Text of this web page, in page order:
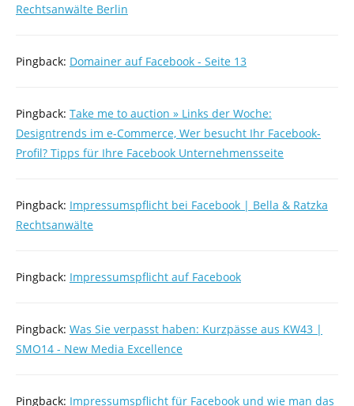
Rechtsanwälte Berlin
Pingback: Domainer auf Facebook - Seite 13
Pingback: Take me to auction » Links der Woche:
Designtrends im e-Commerce, Wer besucht Ihr Facebook-
Profil? Tipps für Ihre Facebook Unternehmensseite
Pingback: Impressumspflicht bei Facebook | Bella & Ratzka
Rechtsanwälte
Pingback: Impressumspflicht auf Facebook
Pingback: Was Sie verpasst haben: Kurzpässe aus KW43 |
SMO14 - New Media Excellence
Pingback: Impressumspflicht für Facebook und wie man das